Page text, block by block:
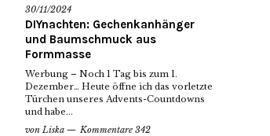
30/11/2024
DIYnachten: Gechenkanhänger
und Baumschmuck aus
Formmasse
Werbung – Noch 1 Tag bis zum 1.
Dezember… Heute öffne ich das vorletzte
Türchen unseres Advents-Countdowns
und habe...
von Liska Kommentare 342